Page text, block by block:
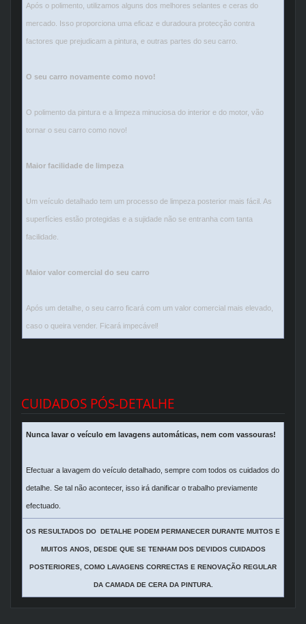
Após o polimento, utilizamos alguns dos melhores selantes e ceras do
mercado. Isso proporciona uma eficaz e duradoura protecção contra
factores que prejudicam a pintura, e outras partes do seu carro.
O seu carro novamente como novo!
O polimento da pintura e a limpeza minuciosa do interior e do motor, vão
tornar o seu carro como novo!
Maior facilidade de limpeza
Um veículo detalhado tem um processo de limpeza posterior mais fácil. As
superfícies estão protegidas e a sujidade não se entranha com tanta
facilidade.
Maior valor comercial do seu carro
Após um detalhe, o seu carro ficará com um valor comercial mais elevado,
caso o queira vender. Ficará impecável!
CUIDADOS PÓS-DETALHE
Nunca lavar o veículo em lavagens automáticas, nem com vassouras!
Efectuar a lavagem do veículo detalhado, sempre com todos os cuidados do
detalhe. Se tal não acontecer, isso irá danificar o trabalho previamente
efectuado.
OS RESULTADOS DO DETALHE PODEM PERMANECER DURANTE MUITOS E
MUITOS ANOS, DESDE QUE SE TENHAM DOS DEVIDOS CUIDADOS
POSTERIORES, COMO LAVAGENS CORRECTAS E RENOVAÇÃO REGULAR
DA CAMADA DE CERA DA PINTURA.